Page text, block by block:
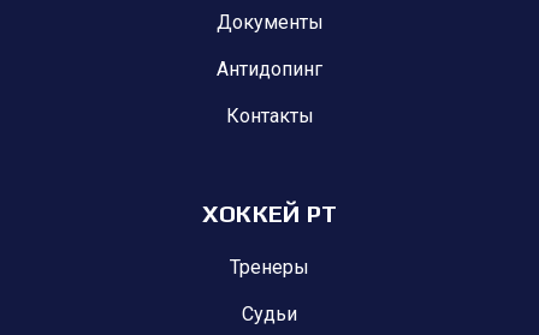
Документы
Антидопинг
Контакты
ХОККЕЙ РТ
Тренеры
Судьи